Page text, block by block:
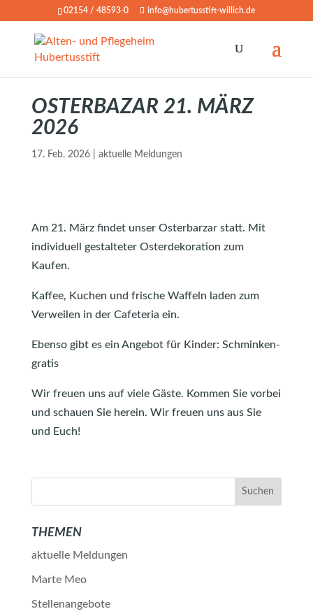
02154 / 48593-0 info@hubertusstift-willich.de
OSTERBAZAR 21. MÄRZ
2026
17. Feb. 2026| aktuelle Meldungen
Am 21. März findet unser Osterbarzar statt. Mit
individuell gestalteter Osterdekoration zum
Kaufen.
Kaffee, Kuchen und frische Waffeln laden zum
Verweilen in der Cafeteria ein.
Ebenso gibt es ein Angebot für Kinder: Schminken-
gratis
Wir freuen uns auf viele Gäste. Kommen Sie vorbei
und schauen Sie herein. Wir freuen uns aus Sie
und Euch!
THEMEN
aktuelle Meldungen
Marte Meo
Stellenangebote